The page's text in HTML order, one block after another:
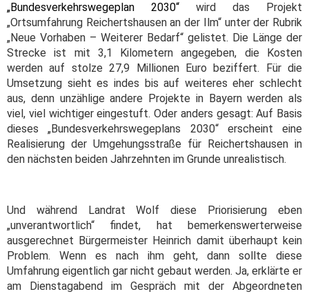
„Bundesverkehrswegeplan 2030“ wird das Projekt
„Ortsumfahrung Reichertshausen an der Ilm“ unter der Rubrik
„Neue Vorhaben – Weiterer Bedarf“ gelistet. Die Länge der
Strecke ist mit 3,1 Kilometern angegeben, die Kosten
werden auf stolze 27,9 Millionen Euro beziffert. Für die
Umsetzung sieht es indes bis auf weiteres eher schlecht
aus, denn unzählige andere Projekte in Bayern werden als
viel, viel wichtiger eingestuft. Oder anders gesagt: Auf Basis
dieses „Bundesverkehrswegeplans 2030“ erscheint eine
Realisierung der Umgehungsstraße für Reichertshausen in
den nächsten beiden Jahrzehnten im Grunde unrealistisch.
Und während Landrat Wolf diese Priorisierung eben
„unverantwortlich“ findet, hat bemerkenswerterweise
ausgerechnet Bürgermeister Heinrich damit überhaupt kein
Problem. Wenn es nach ihm geht, dann sollte diese
Umfahrung eigentlich gar nicht gebaut werden. Ja, erklärte er
am Dienstagabend im Gespräch mit der Abgeordneten